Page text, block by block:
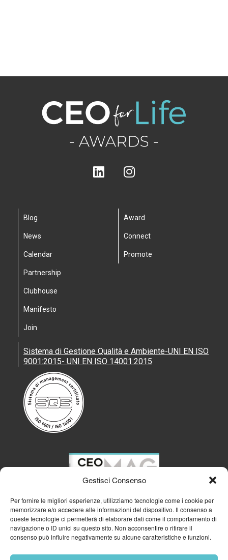
Gestisci Consenso
Per fornire le migliori esperienze, utilizziamo tecnologie come i cookie per
memorizzare e/o accedere alle informazioni del dispositivo. Il consenso a
queste tecnologie ci permetterà di elaborare dati come il comportamento di
navigazione o ID unici su questo sito. Non acconsentire o ritirare il
consenso può influire negativamente su alcune caratteristiche e funzioni.
Blog
News
Calendar
Partnership
Clubhouse
Manifesto
Join
Award
Connect
Promote
Sistema di Gestione Qualità e Ambiente-UNI EN ISO
9001:2015- UNI EN ISO 14001:2015